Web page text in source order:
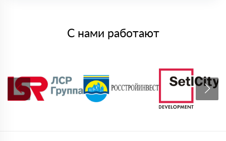
С нами работают